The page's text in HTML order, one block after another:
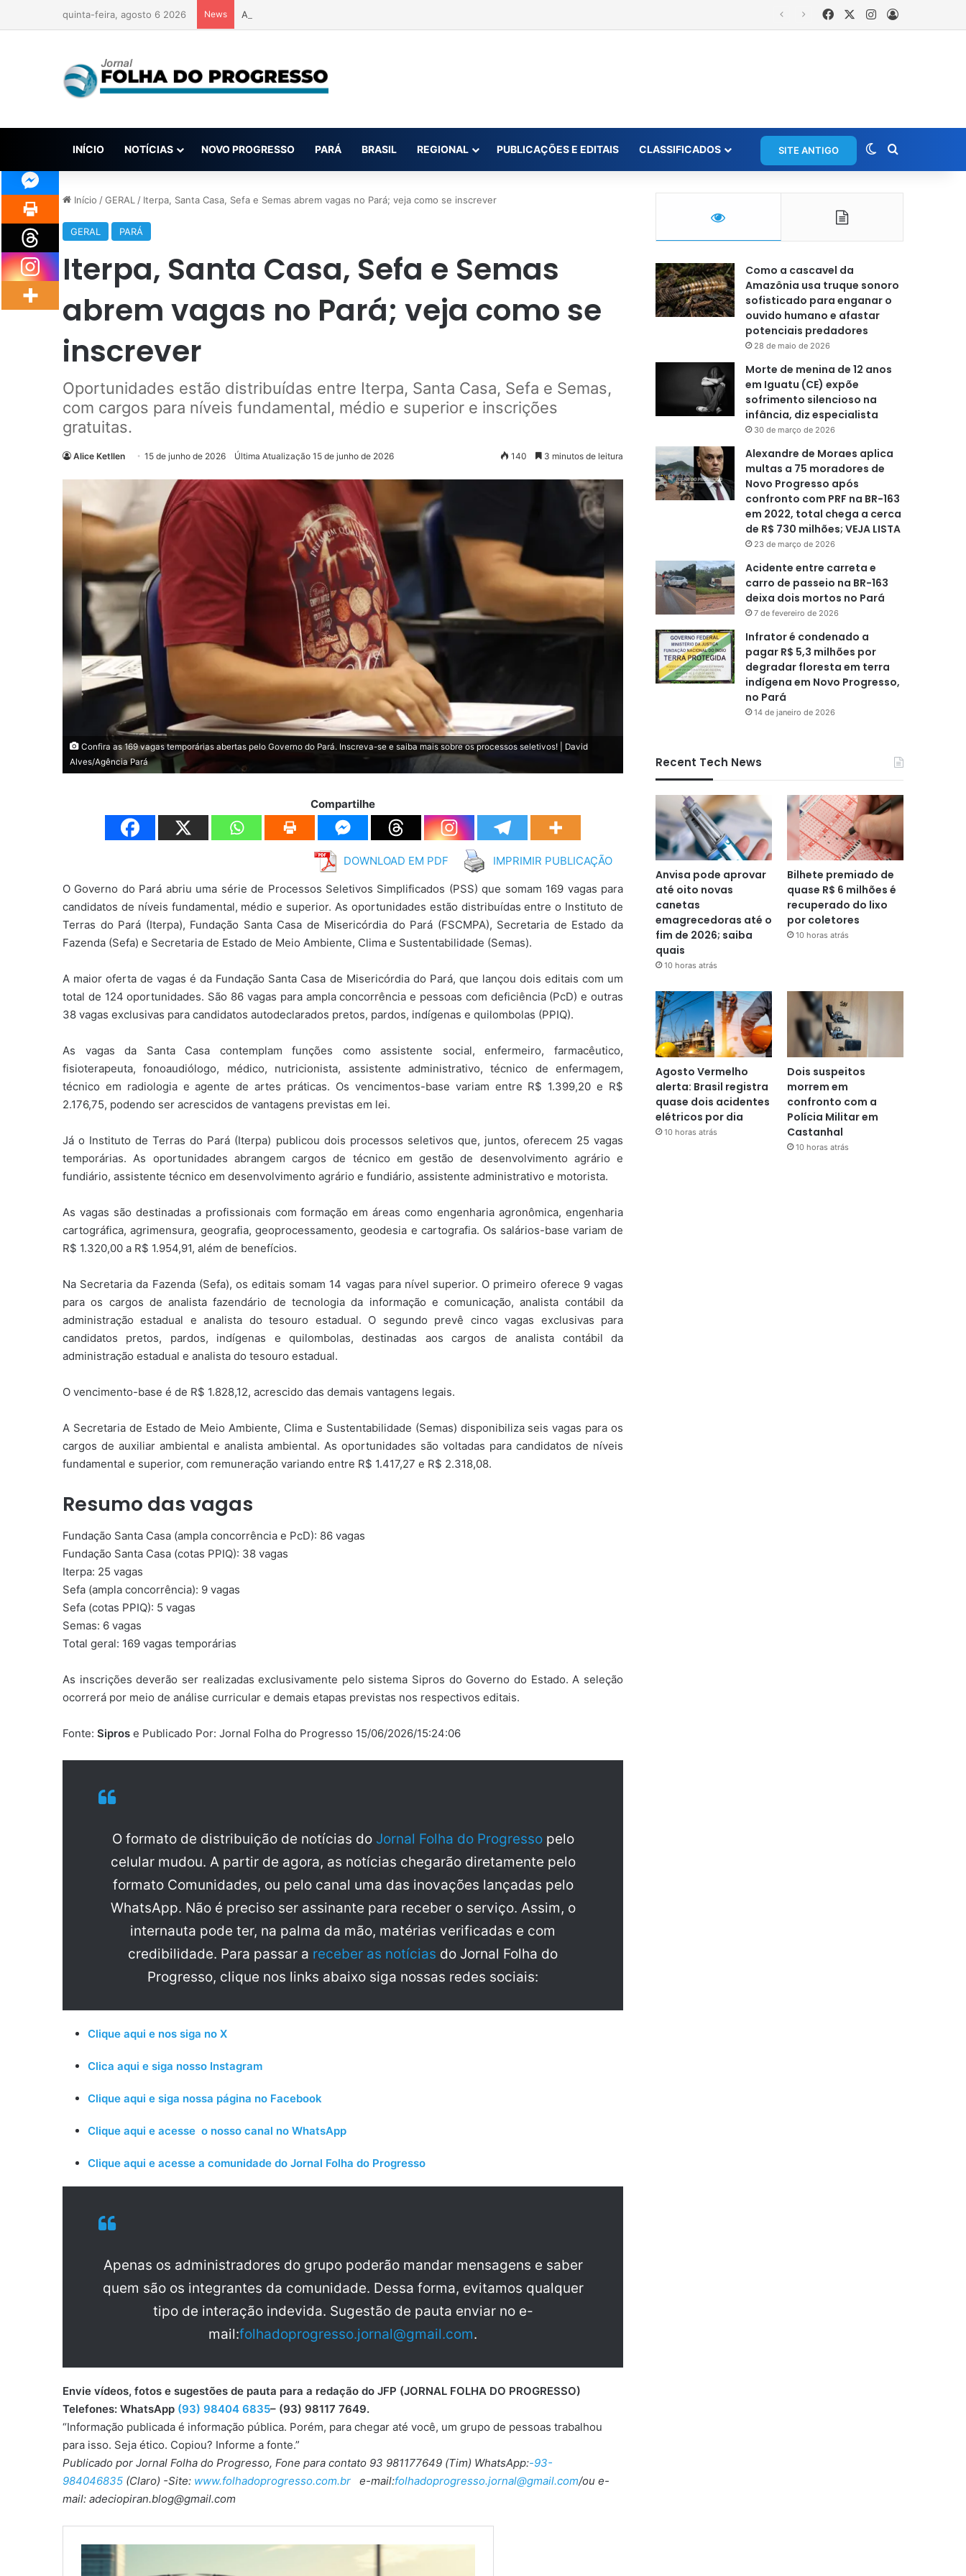
quinta-feira, agosto 6 2026 News Anvisa pode aprovar até oito novas canetas emagrecedoras até o fim de 2026; saiba quais FacebookInstagram
INÍCIO NOTÍCIAS NOVO PROGRESSO PARÁ BRASIL REGIONAL PUBLICAÇÕES E EDITAIS CLASSIFICADOS SITE ANTIGO Switch skin
Início /GERAL / Iterpa, Santa Casa, Sefa e Semas abrem vagas no Pará; veja como se inscrever
GERAL PARÁ
Iterpa, Santa Casa, Sefa e Semas
abrem vagas no Pará; veja como se
inscrever
Oportunidades estão distribuídas entre Iterpa, Santa Casa, Sefa e Semas,
com cargos para níveis fundamental, médio e superior e inscrições
gratuitas.
Alice Ketllen 15 de junho de 2026 Última Atualização 15 de junho de 2026 140 3 minutos de leitura
Confira as 169 vagas temporárias abertas pelo Governo do Pará. Inscreva-se e saiba mais sobre os processos seletivos! | David
Alves/Agência Pará
Compartilhe
DOWNLOAD EM PDF IMPRIMIR PUBLICAÇÃO
O Governo do Pará abriu uma série de Processos Seletivos Simplificados (PSS) que somam 169 vagas para
candidatos de níveis fundamental, médio e superior. As oportunidades estão distribuídas entre o Instituto de
Terras do Pará (Iterpa), Fundação Santa Casa de Misericórdia do Pará (FSCMPA), Secretaria de Estado da
Fazenda (Sefa) e Secretaria de Estado de Meio Ambiente, Clima e Sustentabilidade (Semas).
A maior oferta de vagas é da Fundação Santa Casa de Misericórdia do Pará, que lançou dois editais com um
total de 124 oportunidades. São 86 vagas para ampla concorrência e pessoas com deficiência (PcD) e outras
38 vagas exclusivas para candidatos autodeclarados pretos, pardos, indígenas e quilombolas (PPIQ).
As vagas da Santa Casa contemplam funções como assistente social, enfermeiro, farmacêutico,
fisioterapeuta, fonoaudiólogo, médico, nutricionista, assistente administrativo, técnico de enfermagem,
técnico em radiologia e agente de artes práticas. Os vencimentos-base variam entre R$ 1.399,20 e R$
2.176,75, podendo ser acrescidos de vantagens previstas em lei.
Já o Instituto de Terras do Pará (Iterpa) publicou dois processos seletivos que, juntos, oferecem 25 vagas
temporárias. As oportunidades abrangem cargos de técnico em gestão de desenvolvimento agrário e
fundiário, assistente técnico em desenvolvimento agrário e fundiário, assistente administrativo e motorista.
As vagas são destinadas a profissionais com formação em áreas como engenharia agronômica, engenharia
cartográfica, agrimensura, geografia, geoprocessamento, geodesia e cartografia. Os salários-base variam de
R$ 1.320,00 a R$ 1.954,91, além de benefícios.
Na Secretaria da Fazenda (Sefa), os editais somam 14 vagas para nível superior. O primeiro oferece 9 vagas
para os cargos de analista fazendário de tecnologia da informação e comunicação, analista contábil da
administração estadual e analista do tesouro estadual. O segundo prevê cinco vagas exclusivas para
candidatos pretos, pardos, indígenas e quilombolas, destinadas aos cargos de analista contábil da
administração estadual e analista do tesouro estadual.
O vencimento-base é de R$ 1.828,12, acrescido das demais vantagens legais.
A Secretaria de Estado de Meio Ambiente, Clima e Sustentabilidade (Semas) disponibiliza seis vagas para os
cargos de auxiliar ambiental e analista ambiental. As oportunidades são voltadas para candidatos de níveis
fundamental e superior, com remuneração variando entre R$ 1.417,27 e R$ 2.318,08.
Resumo das vagas
Fundação Santa Casa (ampla concorrência e PcD): 86 vagas
Fundação Santa Casa (cotas PPIQ): 38 vagas
Iterpa: 25 vagas
Sefa (ampla concorrência): 9 vagas
Sefa (cotas PPIQ): 5 vagas
Semas: 6 vagas
Total geral: 169 vagas temporárias
As inscrições deverão ser realizadas exclusivamente pelo sistema Sipros do Governo do Estado. A seleção
ocorrerá por meio de análise curricular e demais etapas previstas nos respectivos editais.
Fonte: Sipros e Publicado Por: Jornal Folha do Progresso 15/06/2026/15:24:06
O formato de distribuição de notícias do Jornal Folha do Progresso pelo
celular mudou. A partir de agora, as notícias chegarão diretamente pelo
formato Comunidades, ou pelo canal uma das inovações lançadas pelo
WhatsApp. Não é preciso ser assinante para receber o serviço. Assim, o
internauta pode ter, na palma da mão, matérias verificadas e com
credibilidade. Para passar a receber as notícias do Jornal Folha do
Progresso, clique nos links abaixo siga nossas redes sociais:
Clique aqui e nos siga no X
Clica aqui e siga nosso Instagram
Clique aqui e siga nossa página no Facebook
Clique aqui e acesse o nosso canal no WhatsApp
Clique aqui e acesse a comunidade do Jornal Folha do Progresso
Apenas os administradores do grupo poderão mandar mensagens e saber
quem são os integrantes da comunidade. Dessa forma, evitamos qualquer
tipo de interação indevida. Sugestão de pauta enviar no e-
mail:folhadoprogresso.jornal@gmail.com.
Envie vídeos, fotos e sugestões de pauta para a redação do JFP (JORNAL FOLHA DO PROGRESSO)
Telefones: WhatsApp (93) 98404 6835– (93) 98117 7649.
“Informação publicada é informação pública. Porém, para chegar até você, um grupo de pessoas trabalhou
para isso. Seja ético. Copiou? Informe a fonte.”
Publicado por Jornal Folha do Progresso, Fone para contato 93 981177649 (Tim) WhatsApp:-93-
984046835 (Claro) -Site: www.folhadoprogresso.com.br e-mail:folhadoprogresso.jornal@gmail.com/ou e-
mail: adeciopiran.blog@gmail.com
Como a cascavel da
Amazônia usa truque sonoro
sofisticado para enganar o
ouvido humano e afastar
potenciais predadores
28 de maio de 2026
Morte de menina de 12 anos
em Iguatu (CE) expõe
sofrimento silencioso na
infância, diz especialista
30 de março de 2026
Alexandre de Moraes aplica
multas a 75 moradores de
Novo Progresso após
confronto com PRF na BR-163
em 2022, total chega a cerca
de R$ 730 milhões; VEJA LISTA
23 de março de 2026
Acidente entre carreta e
carro de passeio na BR-163
deixa dois mortos no Pará
7 de fevereiro de 2026
Infrator é condenado a
pagar R$ 5,3 milhões por
degradar floresta em terra
indígena em Novo Progresso,
no Pará
14 de janeiro de 2026
Recent Tech News
Anvisa pode aprovar
até oito novas
canetas
emagrecedoras até o
fim de 2026; saiba
quais
10 horas atrás
Bilhete premiado de
quase R$ 6 milhões é
recuperado do lixo
por coletores
10 horas atrás
Agosto Vermelho
alerta: Brasil registra
quase dois acidentes
elétricos por dia
10 horas atrás
Dois suspeitos
morrem em
confronto com a
Polícia Militar em
Castanhal
10 horas atrás